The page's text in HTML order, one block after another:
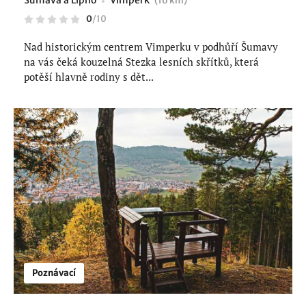
0/10
Nad historickým centrem Vimperku v podhůří Šumavy
na vás čeká kouzelná Stezka lesních skřítků, která
potěší hlavně rodiny s dět...
Poznávací